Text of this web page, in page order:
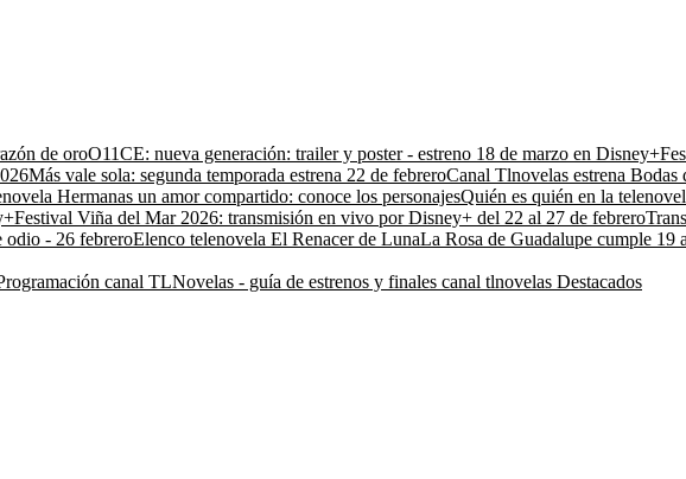
de oroO11CE: nueva generación: trailer y poster - estreno 18 de marzo en Disney+
Más vale sola: segunda temporada estrena 22 de febreroCanal Tlnovelas estrena
Hermanas un amor compartido: conoce los personajesQuién es quién en la
Festival Viña del Mar 2026: transmisión en vivo por Disney+ del 22 al 27 de febrero
odio - 26 febreroElenco telenovela El Renacer de LunaLa Rosa de Guadalupe cumple 19
canal TLNovelas - guía de estrenos y finales canal tlnovelas Destacados